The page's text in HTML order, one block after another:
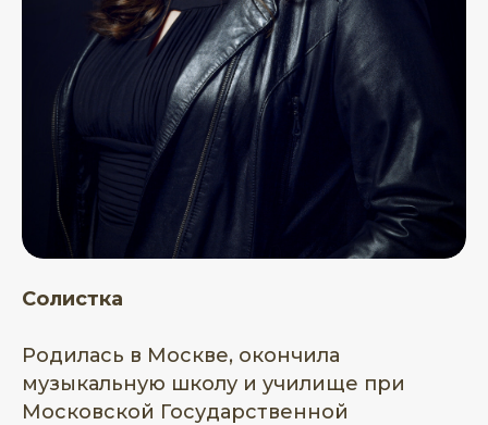
Солистка
Родилась в Москве, окончила
музыкальную школу и училище при
Московской Государственной